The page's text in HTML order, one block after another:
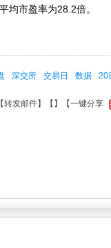
均市盈率为28.2倍。
深交所 交易日 数据 20
转发邮件】【 】 【一键分享